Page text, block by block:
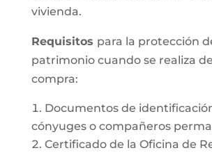
vivienda.
Requisitos para la protección
patrimonio cuando se realiza
compra:
Documentos de
cónyuges o compañeros
Certificado de la Oficina de